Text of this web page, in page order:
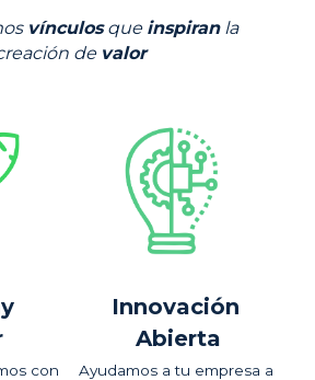
vínculos que inspiran la
de valor
con
Innovación
Abierta
Ayudamos a tu empresa a